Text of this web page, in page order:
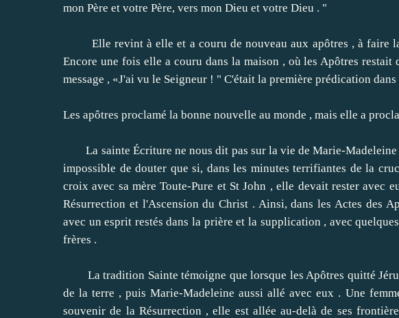
mon Père et votre Père, vers mon Dieu et votre Dieu . "
Elle revint à elle et a couru de nouveau aux apôtres , à faire
Encore une fois elle a couru dans la maison , où les Apôtres
message , «J'ai vu le Seigneur ! " C'était la première prédication
Les apôtres proclamé la bonne nouvelle au monde , mais elle a
La sainte Écriture ne nous dit pas sur la vie de Marie-Madeleine
impossible de douter que si, dans les minutes terrifiantes de la
croix avec sa mère Toute-Pure et St John , elle devait rester avec
Résurrection et l'Ascension du Christ . Ainsi, dans les Actes des
avec un esprit restés dans la prière et la supplication , avec
frères .
La tradition Sainte témoigne que lorsque les Apôtres quitté
de la terre , puis Marie-Madeleine aussi allé avec eux . Une
souvenir de la Résurrection , elle est allée au-delà de ses